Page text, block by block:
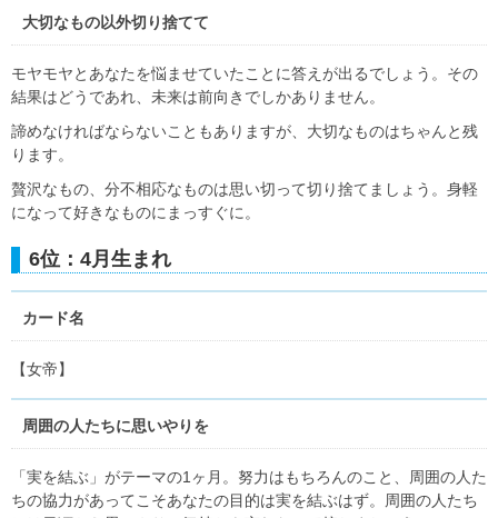
大切なもの以外切り捨てて
モヤモヤとあなたを悩ませていたことに答えが出るでしょう。その
結果はどうであれ、未来は前向きでしかありません。
諦めなければならないこともありますが、大切なものはちゃんと残
ります。
贅沢なもの、分不相応なものは思い切って切り捨てましょう。身軽
になって好きなものにまっすぐに。
6位：4月生まれ
カード名
【女帝】
周囲の人たちに思いやりを
「実を結ぶ」がテーマの1ヶ月。努力はもちろんのこと、周囲の人た
ちの協力があってこそあなたの目的は実を結ぶはず。周囲の人たち